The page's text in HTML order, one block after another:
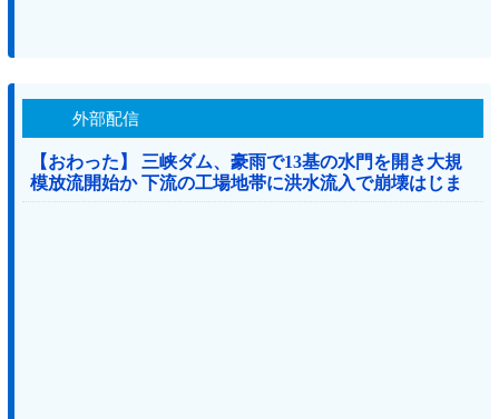
外部配信
【おわった】 三峡ダム、豪雨で13基の水門を開き大規
模放流開始か 下流の工場地帯に洪水流入で崩壊はじま
る